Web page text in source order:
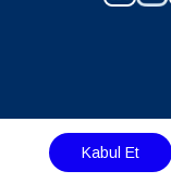
Kabul Et